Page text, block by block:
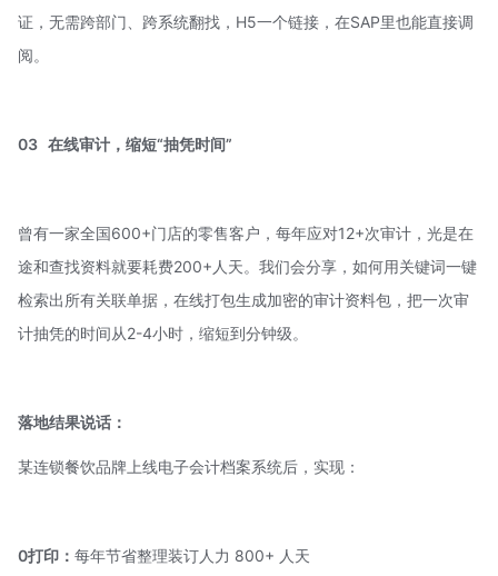
证，无需跨部门、跨系统翻找，H5一个链接，在SAP里也能直接调
阅。
03 在线审计 ，缩短“抽凭时间”
曾有一家全国600+门店的零售客户，每年应对12+次审计，光是在
途和查找资料就要耗费200+人天。我们会分享，如何用关键词一键
检索出所有关联单据，在线打包生成加密的审计资料包，把一次审
计抽凭的时间从2-4小时，缩短到分钟级。
落地结果说话：
某连锁餐饮品牌上线电子会计档案系统后，实现：
0打印： 每年节省整理装订人力 800+ 人天